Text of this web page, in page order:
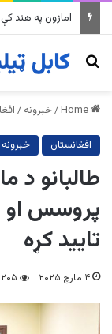
په وینزویلا کې
Search for
/خبرونه /
افغانستان خبرونه
طالبانو د
پروسس او
تایید کړه
۴ مارچ ۲۰۲۵ ۲۰۵